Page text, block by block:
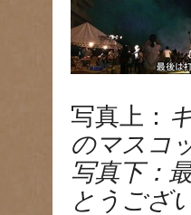
写真上：
のマスコ
写真下：
とうござ